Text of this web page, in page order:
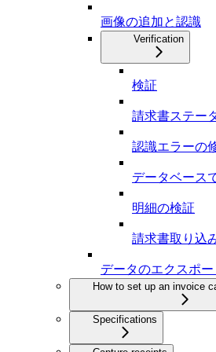
画像の追加と認識
Verification
検証
請求書ステー
認識エラーの
データベース
明細の検証
請求書取り込
データのエクスポー
How to set up an invoice
Specifications